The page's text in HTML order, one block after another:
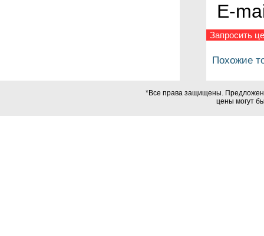
E-
Запросить
Похожие
*Все права защищены.
цены могут